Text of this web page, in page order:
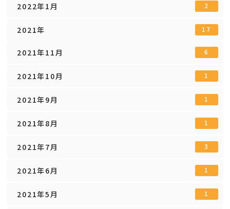
2022年1月 2
2021年 17
2021年11月 6
2021年10月 1
2021年9月 1
2021年8月 1
2021年7月 3
2021年6月 1
2021年5月 1